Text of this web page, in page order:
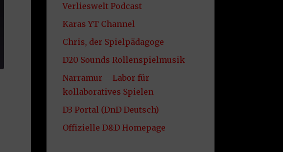
Verlieswelt Podcast
Karas YT Channel
Chris, der Spielpädagoge
D20 Sounds Rollenspielmusik
Narramur – Labor für
kollaboratives Spielen
D3 Portal (DnD Deutsch)
Offizielle D&D Homepage